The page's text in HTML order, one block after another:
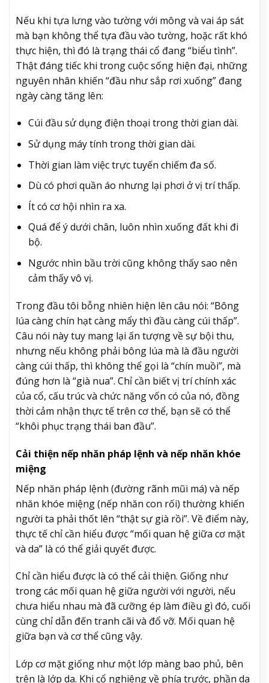
Nếu khi tựa lưng vào tường với mông và vai áp sát
mà bạn không thể tựa đầu vào tường, hoặc rất khó
thực hiện, thì đó là trạng thái cổ đang “biểu tình”.
Thật đáng tiếc khi trong cuộc sống hiện đại, những
nguyên nhân khiến “đầu như sắp rơi xuống” đang
ngày càng tăng lên:
Cúi đầu sử dụng điện thoại trong thời gian dài.
Sử dụng máy tính trong thời gian dài.
Thời gian làm việc trực tuyến chiếm đa số.
Dù có phơi quần áo nhưng lại phơi ở vị trí thấp.
Ít có cơ hội nhìn ra xa.
Quá để ý dưới chân, luôn nhìn xuống đất khi đi
bộ.
Ngước nhìn bầu trời cũng không thấy sao nên
cảm thấy vô vị.
Trong đầu tôi bỗng nhiên hiện lên câu nói: “Bông
lúa càng chín hạt càng mẩy thì đầu càng cúi thấp”.
Câu nói này tuy mang lại ấn tượng về sự bội thu,
nhưng nếu không phải bông lúa mà là đầu người
càng cúi thấp, thì không thể gọi là “chín muồi”, mà
đúng hơn là “già nua”. Chỉ cần biết vị trí chính xác
của cổ, cấu trúc và chức năng vốn có của nó, đồng
thời cảm nhận thực tế trên cơ thể, bạn sẽ có thể
“khôi phục trạng thái ban đầu”.
Cải thiện nếp nhăn pháp lệnh và nếp nhăn khóe
miệng
Nếp nhăn pháp lệnh (đường rãnh mũi má) và nếp
nhăn khóe miệng (nếp nhăn con rối) thường khiến
người ta phải thốt lên “thật sự già rồi”. Về điểm này,
thực tế chỉ cần hiểu được “mối quan hệ giữa cơ mặt
và da” là có thể giải quyết được.
Chỉ cần hiểu được là có thể cải thiện. Giống như
trong các mối quan hệ giữa người với người, nếu
chưa hiểu nhau mà đã cưỡng ép làm điều gì đó, cuối
cùng chỉ dẫn đến tranh cãi và đổ vỡ. Mối quan hệ
giữa bạn và cơ thể cũng vậy.
Lớp cơ mặt giống như một lớp màng bao phủ, bên
trên là lớp da. Khi cổ nghiêng về phía trước, phần da